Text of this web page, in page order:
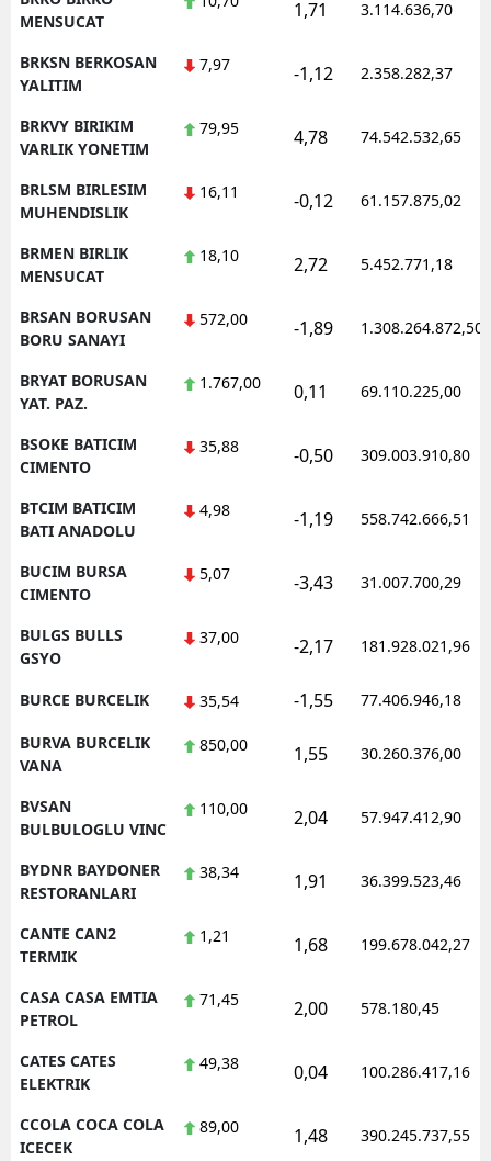
MENSUCAT
1,71 3.114.636,70
BRKSN BERKOSAN
YALITIM
7,97 -1,12 2.358.282,37
BRKVY BIRIKIM
VARLIK YONETIM
79,95 4,78 74.542.532,65
BRLSM BIRLESIM
MUHENDISLIK
16,11 -0,12 61.157.875,02
BRMEN BIRLIK
MENSUCAT
18,10 2,72 5.452.771,18
BRSAN BORUSAN
BORU SANAYI
572,00 -1,89 1.308.264.872,50
BRYAT BORUSAN
YAT. PAZ.
1.767,00 0,11 69.110.225,00
BSOKE BATICIM
CIMENTO
35,88 -0,50 309.003.910,80
BTCIM BATICIM
BATI ANADOLU
4,98 -1,19 558.742.666,51
BUCIM BURSA
CIMENTO
5,07 -3,43 31.007.700,29
BULGS BULLS
GSYO
37,00 -2,17 181.928.021,96
BURCE BURCELIK 35,54 -1,55 77.406.946,18
BURVA BURCELIK
VANA
850,00 1,55 30.260.376,00
BVSAN
BULBULOGLU VINC
110,00 2,04 57.947.412,90
BYDNR BAYDONER
RESTORANLARI
38,34 1,91 36.399.523,46
CANTE CAN2
TERMIK
1,21 1,68 199.678.042,27
CASA CASA EMTIA
PETROL
71,45 2,00 578.180,45
CATES CATES
ELEKTRIK
49,38 0,04 100.286.417,16
CCOLA COCA COLA
ICECEK
89,00 1,48 390.245.737,55